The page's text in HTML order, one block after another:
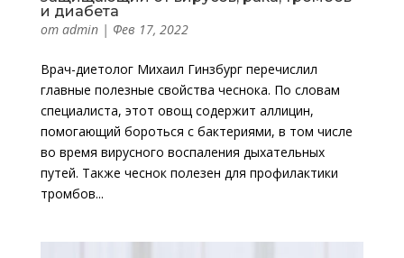
и диабета
от admin| Фев 17, 2022
Врач-диетолог Михаил Гинзбург перечислил
главные полезные свойства чеснока. По словам
специалиста, этот овощ содержит аллицин,
помогающий бороться с бактериями, в том числе
во время вирусного воспаления дыхательных
путей. Также чеснок полезен для профилактики
тромбов...